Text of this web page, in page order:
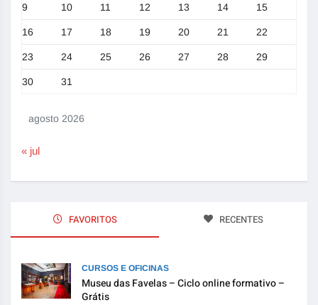
agosto 2026
9 10 11 12 13 14 15
16 17 18 19 20 21 22
23 24 25 26 27 28 29
30 31
« jul
FAVORITOS RECENTES
CURSOS E OFICINAS
Museu das Favelas – Ciclo online formativo –
Grátis